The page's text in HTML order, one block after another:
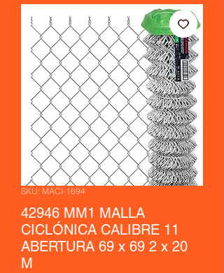
SKU: MACI-1694
42946 MM1 MALLA
CICLÓNICA CALIBRE 11
ABERTURA 69 x 69 2 x 20
M